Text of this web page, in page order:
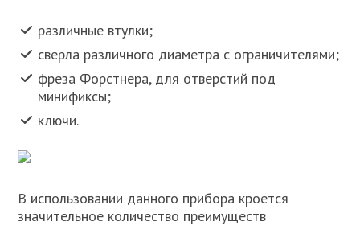
различные втулки;
сверла различного диаметра с ограничителями;
фреза Форстнера, для отверстий под
минификсы;
ключи.
В использовании данного прибора кроется
значительное количество преимуществ